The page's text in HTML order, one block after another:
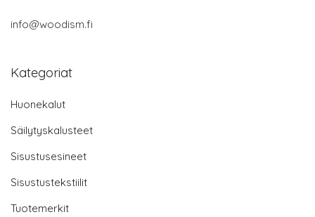
info@woodism.fi
Kategoriat
Huonekalut
Säilytyskalusteet
Sisustusesineet
Sisustustekstiilit
Tuotemerkit